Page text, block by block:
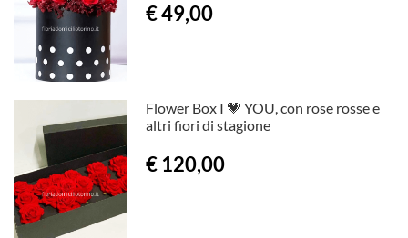
€ 49,00
Flower Box I 💗 YOU, con rose rosse e
altri fiori di stagione
€ 120,00